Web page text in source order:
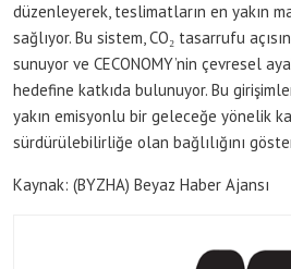
düzenleyerek, teslimatların en yakın
sağlıyor. Bu sistem, CO₂ tasarrufu
sunuyor ve CECONOMY’nin çevresel
hedefine katkıda bulunuyor. Bu
yakın emisyonlu bir geleceğe yönelik
sürdürülebilirliğe olan bağlılığını
Kaynak: (BYZHA) Beyaz Haber Ajansı